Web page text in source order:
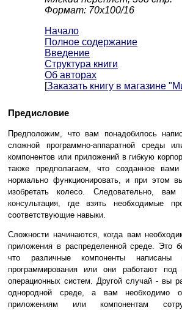
Формат: 70x100/16
Начало
Полное содержание
Введение
Структура книги
Об авторах
[Заказать книгу в магазине
Предисловие
Предположим, что вам понадобилось
сложной программно-аппаратной среды
компонентов или приложений в гибкую
также предполагаем, что созданное
нормально функционировать, и при этом
изобретать колесо. Следовательно, вам
консультация, где взять необходимые
соответствующие навыки.
Сложности начинаются, когда вам
приложения в распределенной среде. Это
что различные компоненты
программирования или они работают под
операционных систем. Другой случай - вы
однородной среде, а вам необходимо
приложениям или компонентам